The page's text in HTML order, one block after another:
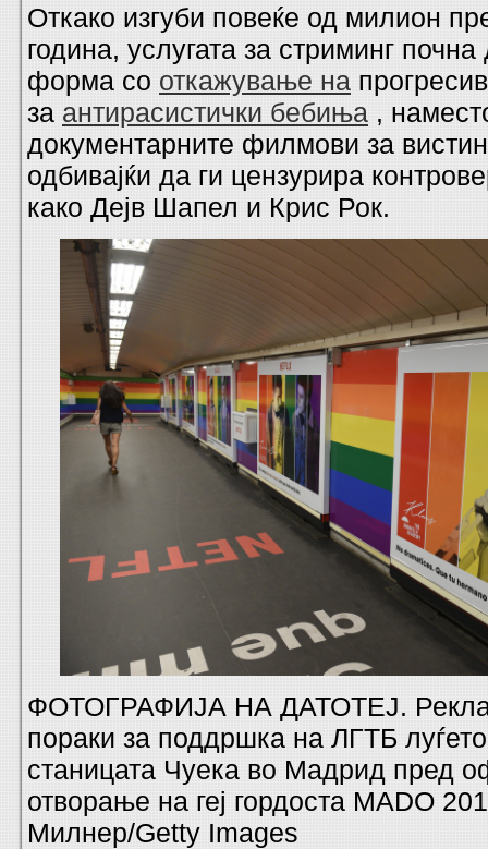
Откако изгуби повеќе од милион
година, услугата за стриминг
форма со откажување на
за антирасистички бебиња ,
документарните филмови за
одбивајќи да ги цензурира
како Дејв Шапел и Крис Рок.
ФОТОГРАФИЈА НА ДАТОТЕЈ.
пораки за поддршка на ЛГТБ
станицата Чуека во Мадрид пред
отворање на геј гордоста MADO
Милнер/Getty Images